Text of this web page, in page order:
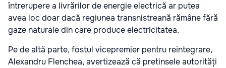
întrerupere a livrărilor de energie electrică ar putea
avea loc doar dacă regiunea transnistreană rămâne fără
gaze naturale din care produce electricitatea.
Pe de altă parte, fostul vicepremier pentru reintegrare,
Alexandru Flenchea, avertizează că pretinsele autorități